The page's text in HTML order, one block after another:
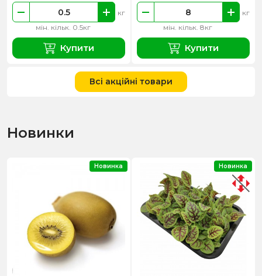
мін. кільк. 0.5кг
кг
Купити
мін. кільк. 8кг
кг
Купити
Всі акційні товари
Новинки
Новинка Новинка